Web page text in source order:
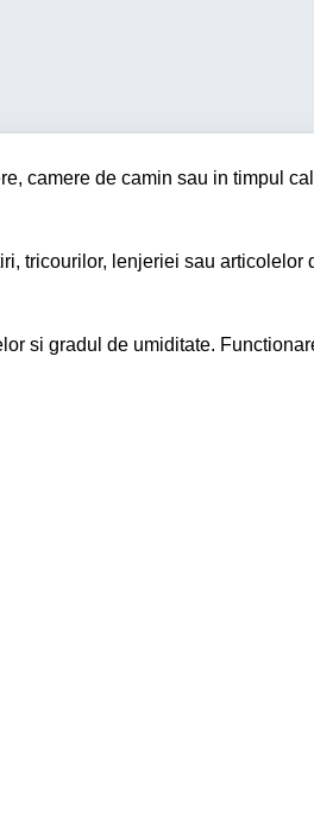
camere de camin sau in timpul
tricourilor, lenjeriei sau articolelor
si gradul de umiditate.